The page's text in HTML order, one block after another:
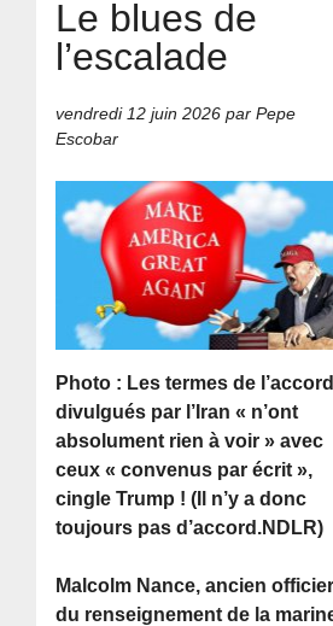
Le blues de
l’escalade
vendredi 12 juin 2026 par Pepe
Escobar
Photo : Les termes de l’accord
divulgués par l’Iran « n’ont
absolument rien à voir » avec
ceux « convenus par écrit »,
cingle Trump ! (Il n’y a donc
toujours pas d’accord.NDLR)
Malcolm Nance, ancien officier
du renseignement de la